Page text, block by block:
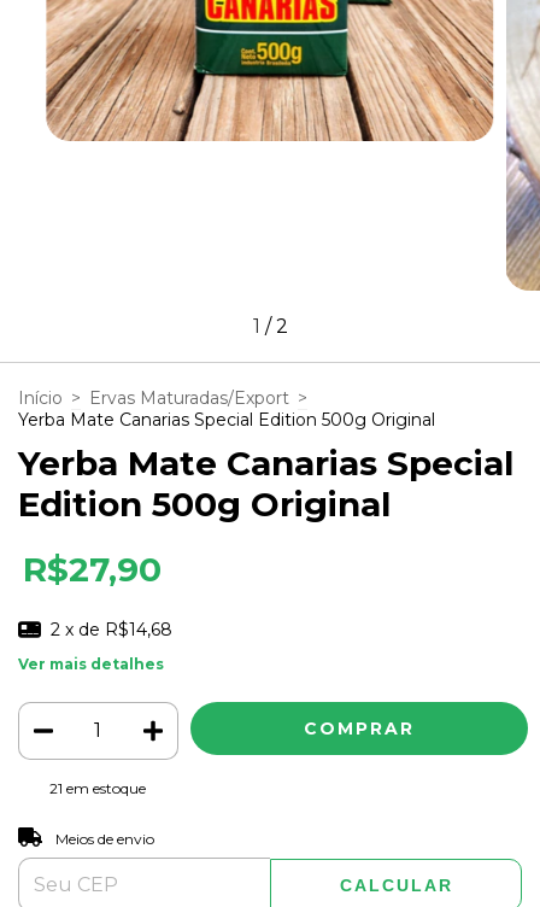
1 /2
Início > Ervas Maturadas/Export >
Yerba Mate Canarias Special Edition 500g Original
Yerba Mate Canarias Special
Edition 500g Original
R$27,90
2 x de R$14,68
Ver mais detalhes
21 em estoque
Entregas para o CEP:
Meios de envio
CALCULAR